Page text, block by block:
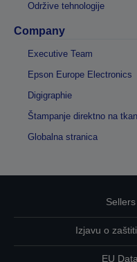
Održive tehnologije
Company
Executive Team
Epson Europe Electronics
Digigraphie
Štampanje direktno na
Globalna stranica
Izjavu o
EU